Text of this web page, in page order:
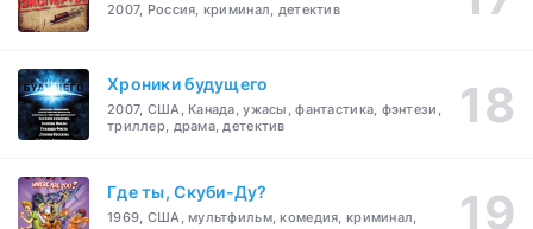
2007, Россия, криминал, детектив
Хроники будущего
2007, США, Канада, ужасы, фантастика, фэнтези,
триллер, драма, детектив
Где ты, Скуби-Ду?
1969, США, мультфильм, комедия, криминал,